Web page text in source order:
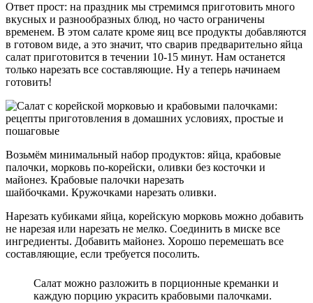
Ответ прост: на праздник мы стремимся приготовить много
вкусных и разнообразных блюд, но часто ограничены
временем. В этом салате кроме яиц все продукты добавляются
в готовом виде, а это значит, что сварив предварительно яйца
салат приготовится в течении 10-15 минут. Нам останется
только нарезать все составляющие. Ну а теперь начинаем
готовить!
Возьмём минимальный набор продуктов: яйца, крабовые
палочки, морковь по-корейски, оливки без косточки и
майонез. Крабовые палочки нарезать
шайбочками. Кружочками нарезать оливки.
Нарезать кубиками яйца, корейскую морковь можно добавить
не нарезая или нарезать не мелко. Соединить в миске все
ингредиенты. Добавить майонез. Хорошо перемешать все
составляющие, если требуется посолить.
Салат можно разложить в порционные креманки и
каждую порцию украсить крабовыми палочками.